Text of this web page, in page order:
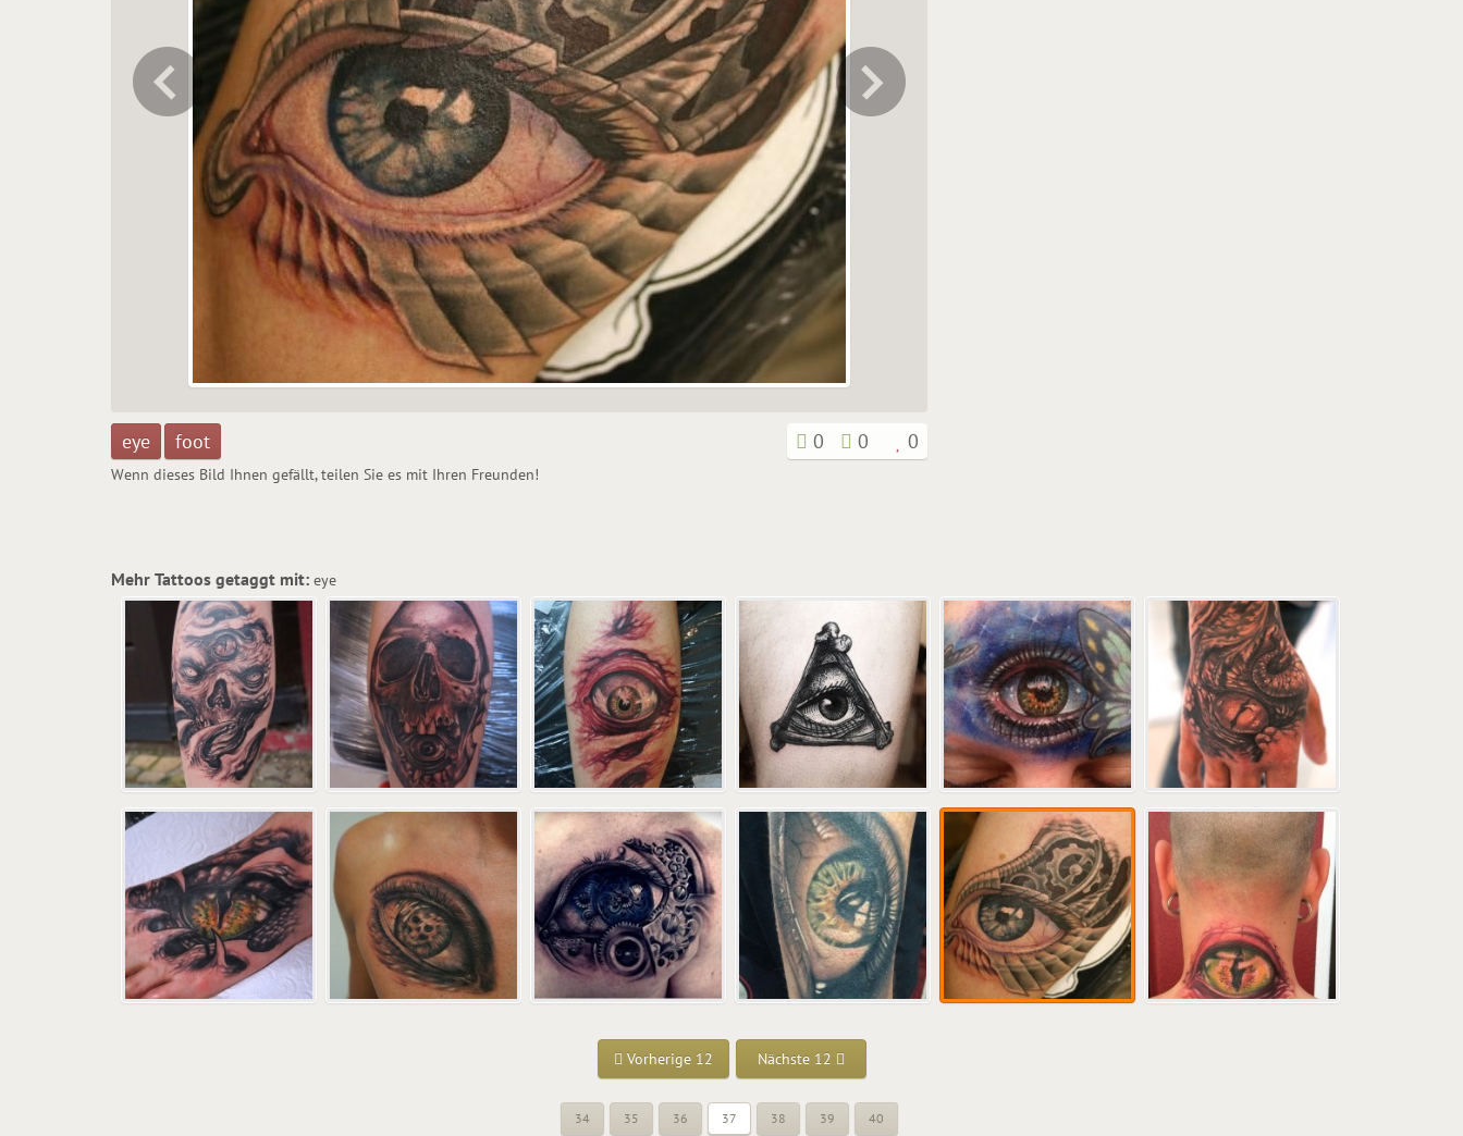
eye foot 0 0 0
Wenn dieses Bild Ihnen gefällt, teilen Sie es mit Ihren Freunden!
Mehr Tattoos getaggt mit: eye
Vorherige 12 Nächste 12
34 35 36 37 38 39 40